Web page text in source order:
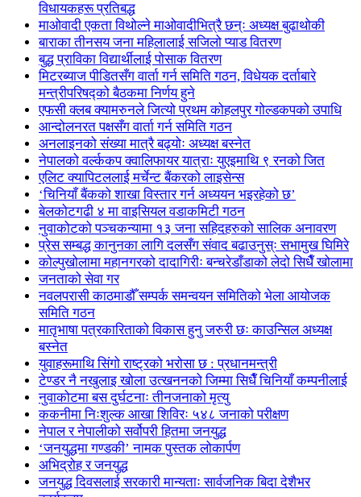
विधायकहरू प्रतिबद्ध
माओवादी एकता विथोल्ने माओवादीभित्रै छन्ः अध्यक्ष बुढाथोकी
बाराका तीनसय जना महिलालाई सजिलो प्याड वितरण
बुद्ध प्राविका विद्यार्थीलाई पोसाक वितरण
मिटरब्याज पीडितसँग वार्ता गर्न समिति गठन, विधेयक दर्ताबारे
मन्त्रीपरिषद्को बैठकमा निर्णय हुने
एफसी क्लब क्यामरुनले जित्यो प्रथम कोहलपुर गोल्डकपको उपाधि
आन्दोलनरत पक्षसँग वार्ता गर्न समिति गठन
अनलाइनको संख्या मात्रै बढ्योः अध्यक्ष बस्नेत
नेपालको वर्ल्ककप क्वालिफायर यात्राः युएइमाथि ९ रनको जित
एलिट क्यापिटललाई मर्चेन्ट बैंकरको लाइसेन्स
‘चिनियाँ बैंकको शाखा विस्तार गर्न अध्ययन भइरहेको छ’
बेलकोटगढी ४ मा वाइसियल वडाकमिटी गठन
नुवाकोटको पञ्चकन्यामा १३ जना सहिदहरुको सालिक अनावरण
प्रेस सम्बद्ध कानुनका लागि दलसँग संवाद बढाउनुस्ः सभामुख घिमिरे
कोल्पुखोलामा महानगरको दादागिरीः बन्चरेडाँडाको लेदो सिधैँ खोलामा
जनताको सेवा गर
नवलपरासी काठमाडौँ सम्पर्क समन्वयन समितिको भेला आयोजक
समिति गठन
मातृभाषा पत्रकारिताको विकास हुनु जरुरी छः काउन्सिल अध्यक्ष
बस्नेत
युवाहरूमाथि सिंगो राष्ट्रको भरोसा छ : प्रधानमन्त्री
टेण्डर नै नखुलाइ खोला उत्खननको जिम्मा सिधैँ चिनियाँ कम्पनीलाई
नुवाकोटमा बस दुर्घटनाः तीनजनाको मृत्यु
ककनीमा निःशुल्क आखा शिविरः ५४८ जनाको परीक्षण
नेपाल र नेपालीको सर्वोपरी हितमा जनयुद्ध
‘जनयुद्धमा गण्डकी’ नामक पुस्तक लोकार्पण
अभिद्रोह र जनयुद्ध
जनयुद्ध दिवसलाई सरकारी मान्यताः सार्वजनिक बिदा देशैभर